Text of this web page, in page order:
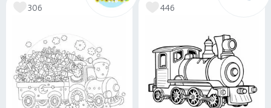
306 446